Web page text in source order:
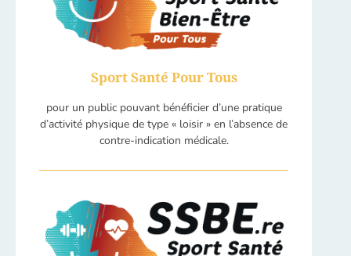
Sport Santé Pour Tous
pour un public pouvant bénéficier d’une pratique
d’activité physique de type « loisir » en l’absence de
contre-indication médicale.